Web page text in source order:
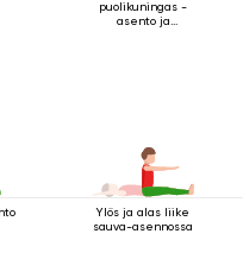
puolikuningas -
asento ja
Ylös ja alas liike
sauva-asennossa